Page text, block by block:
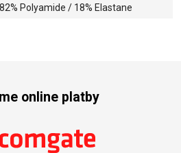
82% Polyamide / 18% Elastane
online platby